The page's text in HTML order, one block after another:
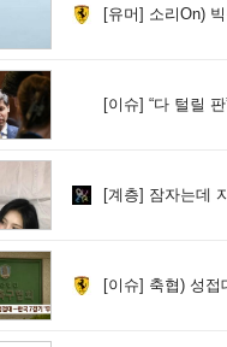
[유머] 소리On)
[이슈] “다 털릴 판”…
[계층] 잠자는데
[이슈] 축협) 성접